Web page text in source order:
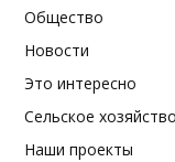
Общество
Новости
Это интересно
Сельское хозяйство
Наши проекты